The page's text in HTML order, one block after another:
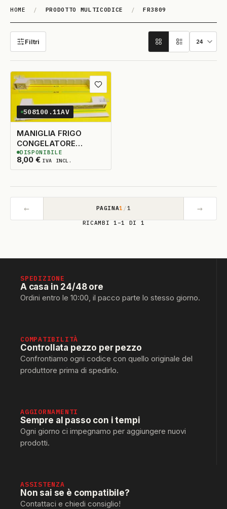
HOME / PRODOTTO MULTICODICE / FR3809
FR3809
Filtri
Aggiungi ai preferiti
508100.11AV
MANIGLIA FRIGO
CONGELATORE
UNIVERSALE CM28
8,00 € IVA INCL.
2DISPONIBILI
DISPONIBILE
← PAGINA1 /1 →
RICAMBI 1–1 DI 1
SPEDIZIONE
A casa in 24/48 ore
Ordini entro le 10:00, il pacco parte lo stesso giorno.
COMPATIBILITÀ
Controllata pezzo per pezzo
Confrontiamo ogni codice con quello originale del
produttore prima di spedirlo.
AGGIORNAMENTI
Sempre al passo con i tempi
Ogni giorno ci impegnamo per aggiungere nuovi
prodotti.
ASSISTENZA
Non sai se è compatibile?
Contattaci e chiedi consiglio!